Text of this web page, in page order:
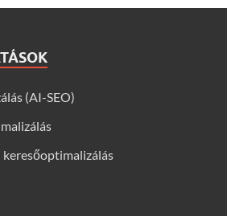
(AI-SEO)
keresőoptimalizálás